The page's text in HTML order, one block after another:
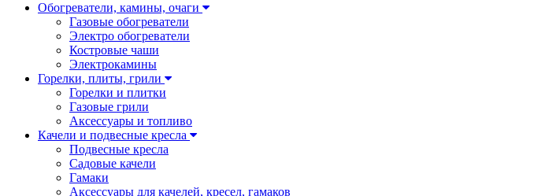
Обогреватели, камины, очаги
Газовые обогреватели
Электро обогреватели
Костровые чаши
Электрокамины
Горелки, плиты, грили
Горелки и плитки
Газовые грили
Аксессуары и топливо
Качели и подвесные кресла
Подвесные кресла
Садовые качели
Гамаки
Аксессуары для качелей, кресел, гамаков